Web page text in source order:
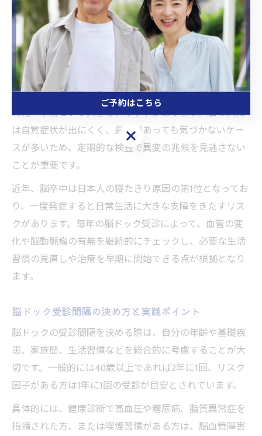
の活用が重要です。加齢や生活習慣の影響を考慮し、医
師と相談しながら最適な受診間隔を決めることが老後対
策の第一歩となります。
脳ドックを毎年受ける必要性と根拠を解説
脳ドックを毎年受けることには、脳卒中や認知症の早期
発見・予防という大きなメリットがあります。脳の病気
は自覚症状が出にくく、異常があっても気づかないケー
スが多いため、定期的な検査で異変の兆候を見逃さない
ことが重要です。
近年、脳卒中は日本人の寝たきり原因の第1位となってお
り、一度発症すると日常生活に大きな支障をきたすリス
クがあります。毎年の脳ドック受診によって、血管の変
化や脳動脈瘤の有無を継続的にチェックし、必要な生活
習慣の見直しや治療を早期に開始できる点が根拠となり
ます。
脳ドック受診間隔の決め方と実践ポイント
脳ドックの受診間隔を決める際は、自分の年齢や基礎疾
患、家族歴、生活習慣などを総合的に考慮することが大
切です。一般的には40歳以上であれば2年に1回、リスク
因子がある方は1年に1回の受診が目安とされています。
具体的には、健康診断で高血圧や糖尿病、脂質異常症を
指摘された方、または喫煙習慣がある方は、脳血管障害
ご予約はこちら
ご予約はこちら